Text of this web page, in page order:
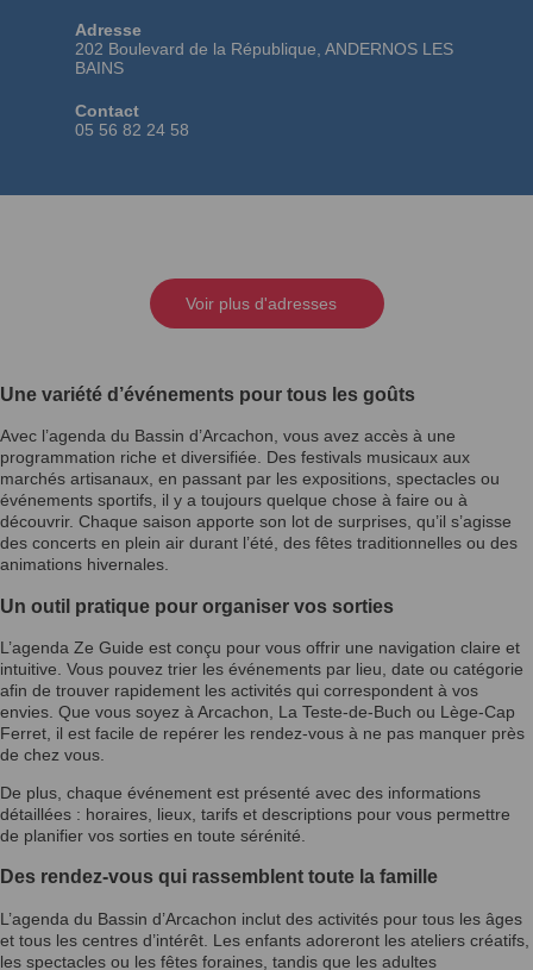
Adresse
202 Boulevard de la République, ANDERNOS LES
BAINS
Contact
05 56 82 24 58
Voir plus d'adresses
Une variété d’événements pour tous les goûts
Avec l’agenda du Bassin d’Arcachon, vous avez accès à une
programmation riche et diversifiée. Des festivals musicaux aux
marchés artisanaux, en passant par les expositions, spectacles ou
événements sportifs, il y a toujours quelque chose à faire ou à
découvrir. Chaque saison apporte son lot de surprises, qu’il s’agisse
des concerts en plein air durant l’été, des fêtes traditionnelles ou des
animations hivernales.
Un outil pratique pour organiser vos sorties
L’agenda Ze Guide est conçu pour vous offrir une navigation claire et
intuitive. Vous pouvez trier les événements par lieu, date ou catégorie
afin de trouver rapidement les activités qui correspondent à vos
envies. Que vous soyez à Arcachon, La Teste-de-Buch ou Lège-Cap
Ferret, il est facile de repérer les rendez-vous à ne pas manquer près
de chez vous.
De plus, chaque événement est présenté avec des informations
détaillées : horaires, lieux, tarifs et descriptions pour vous permettre
de planifier vos sorties en toute sérénité.
Des rendez-vous qui rassemblent toute la famille
L’agenda du Bassin d’Arcachon inclut des activités pour tous les âges
et tous les centres d’intérêt. Les enfants adoreront les ateliers créatifs,
les spectacles ou les fêtes foraines, tandis que les adultes